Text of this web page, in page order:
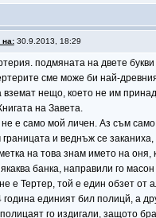
на:30.9.2013, 18:29
подмяната на двете
сме може би най-
вземат нещо, което не им
на Завета.
е само мой личен. Аз съм
границата и веднъж се
на това знам името на
банка, направили го
е Тертер, той е един обзет от
единият бил полицй, а
го издигали, защото